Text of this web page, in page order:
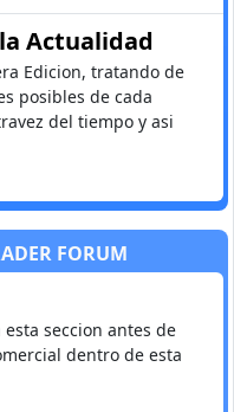
Actualidad
Edicion, tratando de
posibles de cada
del tiempo y asi
FORUM
seccion antes de
dentro de esta